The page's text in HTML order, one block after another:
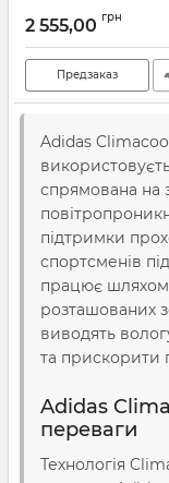
2 555,00 грн
Предзаказ
Adidas
спрямована на
підтримки
спортсменів
працює шляхом
розташованих
виводять
та прискорити
Adidas
переваги
Технологія